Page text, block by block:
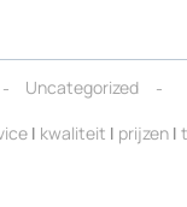
Uncategorized
| kwaliteit | prijzen |